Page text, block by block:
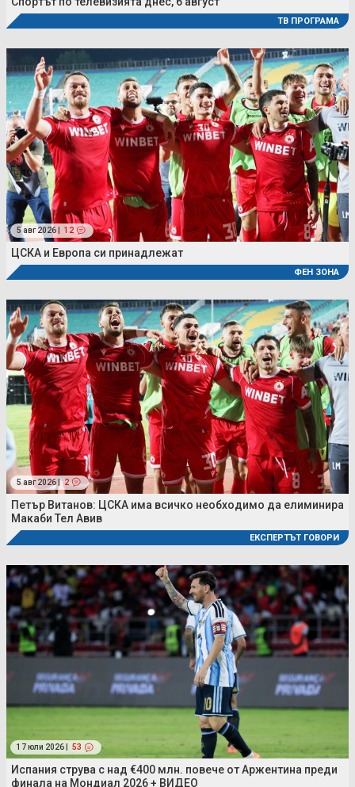
ТВ ПРОГРАМА
5 авг 2026 | 12
ЦСКА и Европа си принадлежат
ФЕН ЗОНА
5 авг 2026 | 2
Петър Витанов: ЦСКА има всичко необходимо да елиминира
Макаби Тел Авив
ЕКСПЕРТЪТ ГОВОРИ
17 юли 2026 | 53
Испания струва с над €400 млн. повече от Аржентина преди
финала на Мондиал 2026 + ВИДЕО